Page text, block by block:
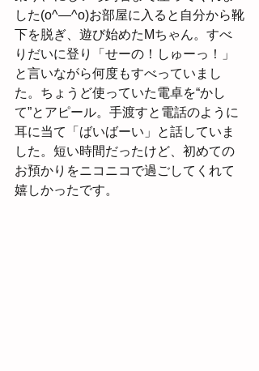
した(o^―^o)お部屋に入ると自分から靴
下を脱ぎ、遊び始めたMちゃん。すべ
りだいに登り「せーの！しゅーっ！」
と言いながら何度もすべっていまし
た。ちょうど使っていた電卓を“かし
て”とアピール。手渡すと電話のように
耳に当て「ばいばーい」と話していま
した。短い時間だったけど、初めての
お預かりをニコニコで過ごしてくれて
嬉しかったです。